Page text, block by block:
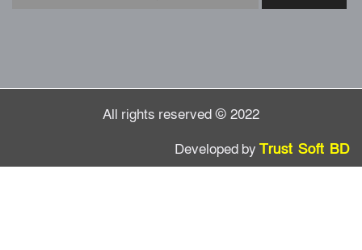
বাংলাদেশ আজ দুই ভাগে বিভক্ত—একটি
All rights reserved © 2022
Developed by Trust Soft BD